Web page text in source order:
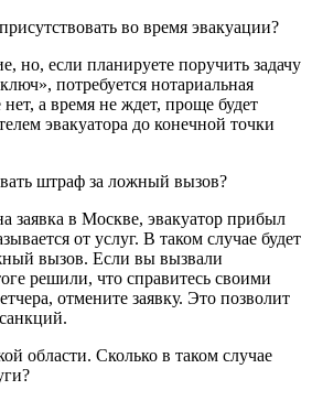
во время эвакуации?
но, если планируете поручить задачу
потребуется нотариальная
нет, а время не ждет, проще будет
эвакуатора до конечной точки
штраф за ложный вызов?
заявка в Москве, эвакуатор прибыл
от услуг. В таком случае будет
вызов. Если вы вызвали
решили, что справитесь своими
отмените заявку. Это позволит
области. Сколько в таком случае